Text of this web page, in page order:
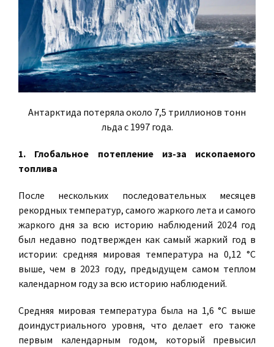
Антарктида потеряла около 7,5 триллионов тонн
льда с 1997 года.
1. Глобальное потепление из-за ископаемого
топлива
После нескольких последовательных месяцев
рекордных температур, самого жаркого лета и самого
жаркого дня за всю историю наблюдений 2024 год
был недавно подтвержден как самый жаркий год в
истории: средняя мировая температура на 0,12 °C
выше, чем в 2023 году, предыдущем самом теплом
календарном году за всю историю наблюдений.
Средняя мировая температура была на 1,6 °C выше
доиндустриального уровня, что делает его также
первым календарным годом, который превысил